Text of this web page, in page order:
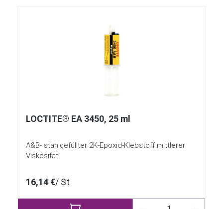
LOCTITE® EA 3450, 25 ml
A&B- stahlgefüllter 2K-Epoxid-Klebstoff mittlerer
Viskosität
16,14 €/ St
Produkt Anzahl: